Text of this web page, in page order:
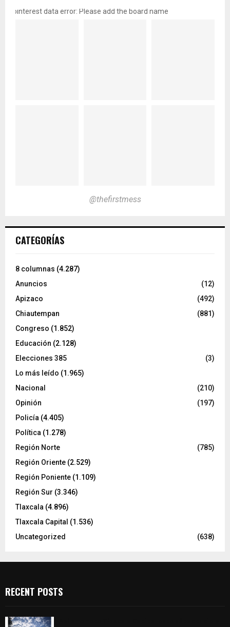
pinterest data error: Please add the board name
@thefirstmess
CATEGORÍAS
8 columnas (4.287)
Anuncios
(12)
Apizaco
(492)
Chiautempan
(881)
Congreso (1.852)
Educación (2.128)
Elecciones 385
(3)
Lo más leído (1.965)
Nacional
(210)
Opinión
(197)
Policía (4.405)
Política (1.278)
Región Norte
(785)
Región Oriente (2.529)
Región Poniente (1.109)
Región Sur (3.346)
Tlaxcala (4.896)
Tlaxcala Capital (1.536)
Uncategorized
(638)
RECENT POSTS